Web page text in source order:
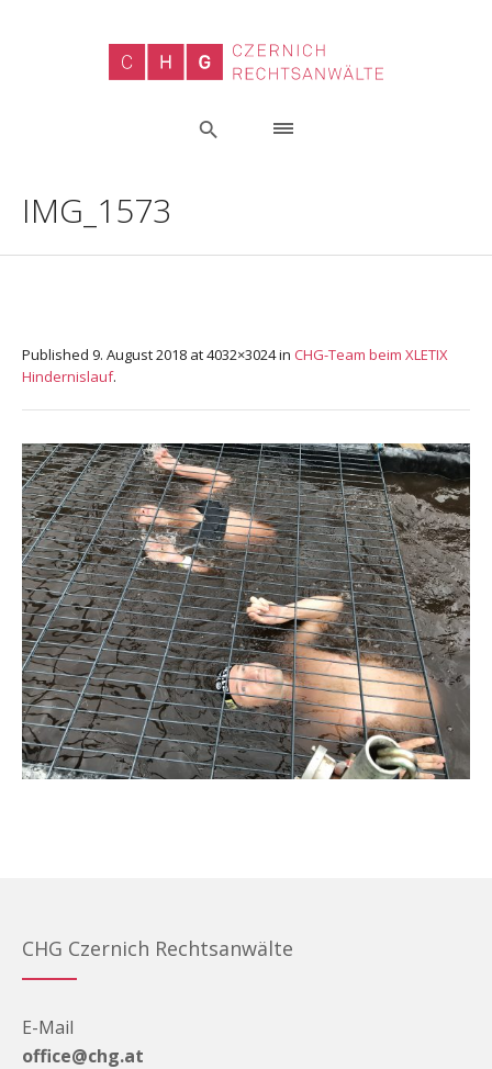
IMG_1573
Published 9. August 2018 at 4032×3024 in CHG-Team beim XLETIX
Hindernislauf.
CHG Czernich Rechtsanwälte
E-Mail
office@chg.at